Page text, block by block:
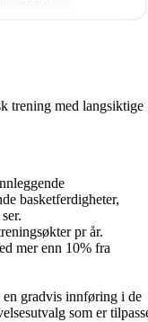
trening med langsiktige
basketferdigheter,
pr år.
mer enn 10% fra
gradvis innføring i de
som er